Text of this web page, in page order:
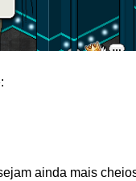
ainda mais